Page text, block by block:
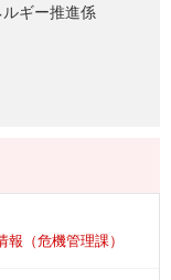
ギー推進係
（危機管理課）